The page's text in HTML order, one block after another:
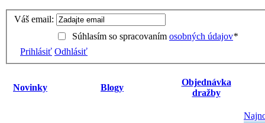
Váš email:
Súhlasím so spracovaním osobných údajov*
Prihlásiť Odhlásiť
Novinky Blogy
Objednávka
dražby